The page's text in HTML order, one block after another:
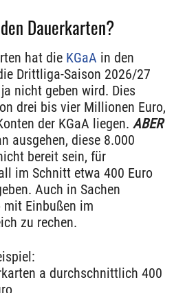
Dauerkarten?
hat die KGaA in den
Drittliga-Saison 2026/27
nicht geben wird. Dies
drei bis vier Millionen Euro,
der KGaA liegen. ABER
ausgehen, diese 8.000
bereit sein, für
im Schnitt etwa 400 Euro
Auch in Sachen
Einbußen im
zu rechen.
a durchschnittlich 400